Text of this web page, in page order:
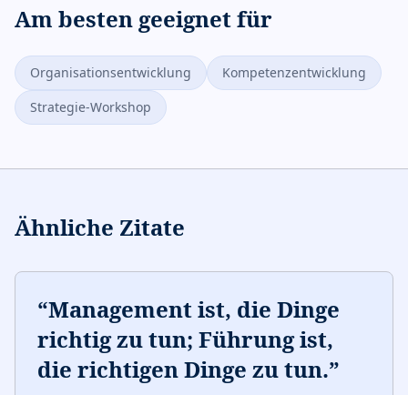
Am besten geeignet für
Organisationsentwicklung
Kompetenzentwicklung
Strategie-Workshop
Ähnliche Zitate
“Management ist, die Dinge
richtig zu tun; Führung ist,
die richtigen Dinge zu tun.”